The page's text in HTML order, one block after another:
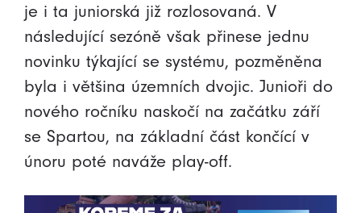
je i ta juniorská již rozlosovaná. V
následující sezóně však přinese jednu
novinku týkající se systému, pozměněna
byla i většina územních dvojic. Junioři do
nového ročníku naskočí na začátku září
se Spartou, na základní část končící v
únoru poté naváže play-off.